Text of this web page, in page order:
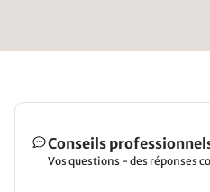
Conseils
Vos questions - des réponses